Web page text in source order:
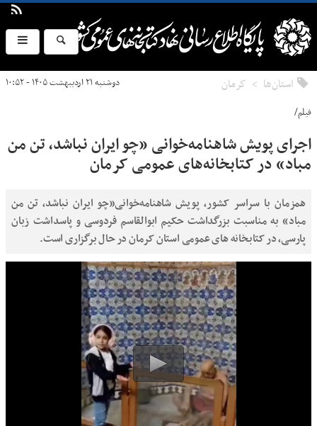
استان‌ها كرمان دوشنبه ۲۱ اردیبهشت ۱۴۰۵ - ۱۰:۵۲
فیلم/
اجرای پویش شاهنامه‌خوانی «چو ایران نباشد، تن من
مباد» در کتابخانه‌های عمومی کرمان
همزمان با سراسر کشور، پویش شاهنامه‌خوانی«چو ایران نباشد، تن من
مباد» به مناسبت بزرگداشت حکیم ابوالقاسم فردوسی و پاسداشت زبان
پارسی، در کتابخانه های عمومی استان کرمان در حال برگزاری است.